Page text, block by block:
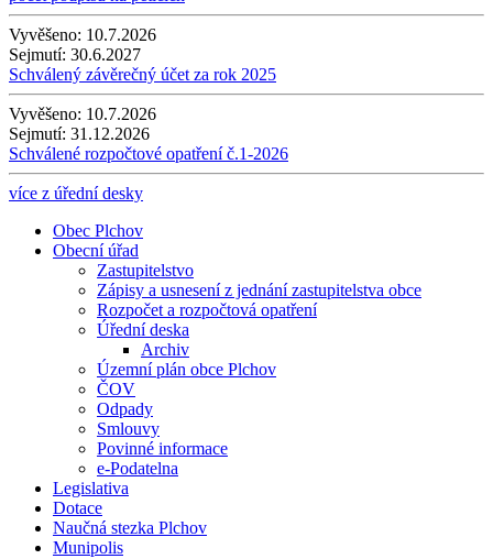
Vyvěšeno: 10.7.2026
Sejmutí: 30.6.2027
Schválený závěrečný účet za rok 2025
Vyvěšeno: 10.7.2026
Sejmutí: 31.12.2026
Schválené rozpočtové opatření č.1-2026
více z úřední desky
Obec Plchov
Obecní úřad
Zastupitelstvo
Zápisy a usnesení z jednání zastupitelstva obce
Rozpočet a rozpočtová opatření
Úřední deska
Archiv
Územní plán obce Plchov
ČOV
Odpady
Smlouvy
Povinné informace
e-Podatelna
Legislativa
Dotace
Naučná stezka Plchov
Munipolis